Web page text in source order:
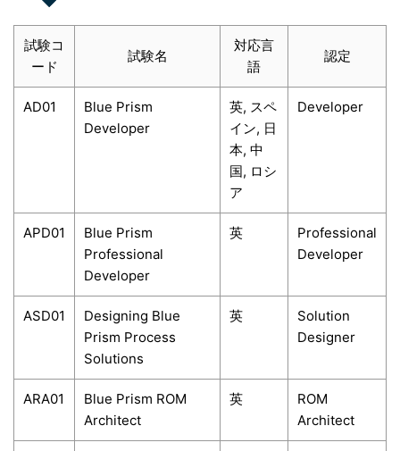
試験コ
ード
試験名
対応言
語
認定
AD01
Blue Prism
Developer
英, スペ
イン, 日
本, 中
国, ロシ
ア
Developer
APD01
Blue Prism
Professional
Developer
英
Professional
Developer
ASD01
Designing Blue
Prism Process
Solutions
英
Solution
Designer
ARA01
Blue Prism ROM
Architect
英
ROM
Architect